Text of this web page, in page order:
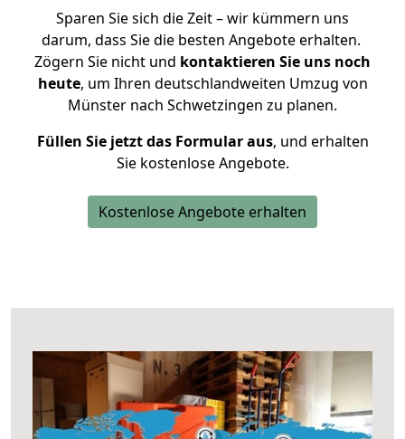
Sparen Sie sich die Zeit – wir kümmern uns
darum, dass Sie die besten Angebote erhalten.
Zögern Sie nicht und kontaktieren Sie uns noch
heute, um Ihren deutschlandweiten Umzug von
Münster nach Schwetzingen zu planen.
Füllen Sie jetzt das Formular aus, und erhalten
Sie kostenlose Angebote.
Kostenlose Angebote erhalten